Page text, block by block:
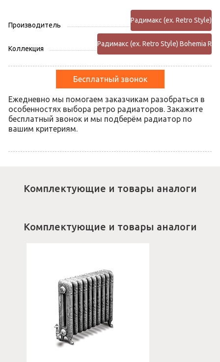
Производитель
Радимакс (ex. Retro Style)
Коллекция
Радимакс (ex. Retro Style) Bohemia R
Бесплатный звонок
Ежедневно мы помогаем заказчикам разобраться в
особенностях выбора ретро радиаторов. Закажите
бесплатный звонок и мы подберём радиатор по
вашим критериям.
Комплектующие и товары аналоги
Комплектующие и товары аналоги